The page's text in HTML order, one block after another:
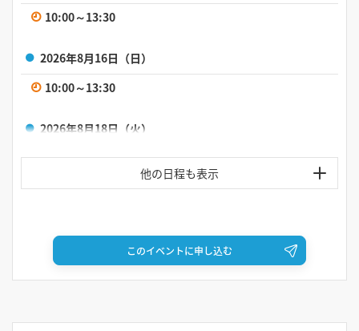
10:00～13:30
2026年8月16日（日）
10:00～13:30
2026年8月18日（火）
10:00～13:30
2026年8月22日（土）
このイベントに申し込む